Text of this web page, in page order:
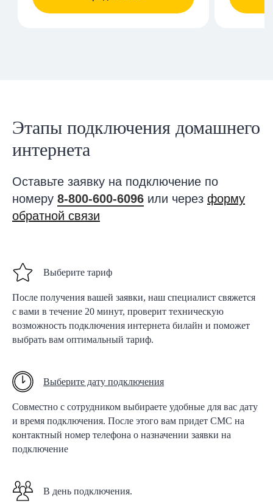
Этапы подключения домашнего
интернета
Оставьте заявку на подключение по
номеру 8-800-600-6096 или через форму
обратной связи
Выберите тариф
После получения вашей заявки, наш специалист свяжется
с вами в течение 20 минут, проверит техническую
возможность подключения интернета билайн и поможет
выбрать вам оптимальный тариф.
Выберите дату подключения
Совместно с сотрудником выбираете удобные для вас дату
и время подключения. После этого вам придет СМС на
контактный номер телефона о назначении заявки на
подключение
В день подключения.